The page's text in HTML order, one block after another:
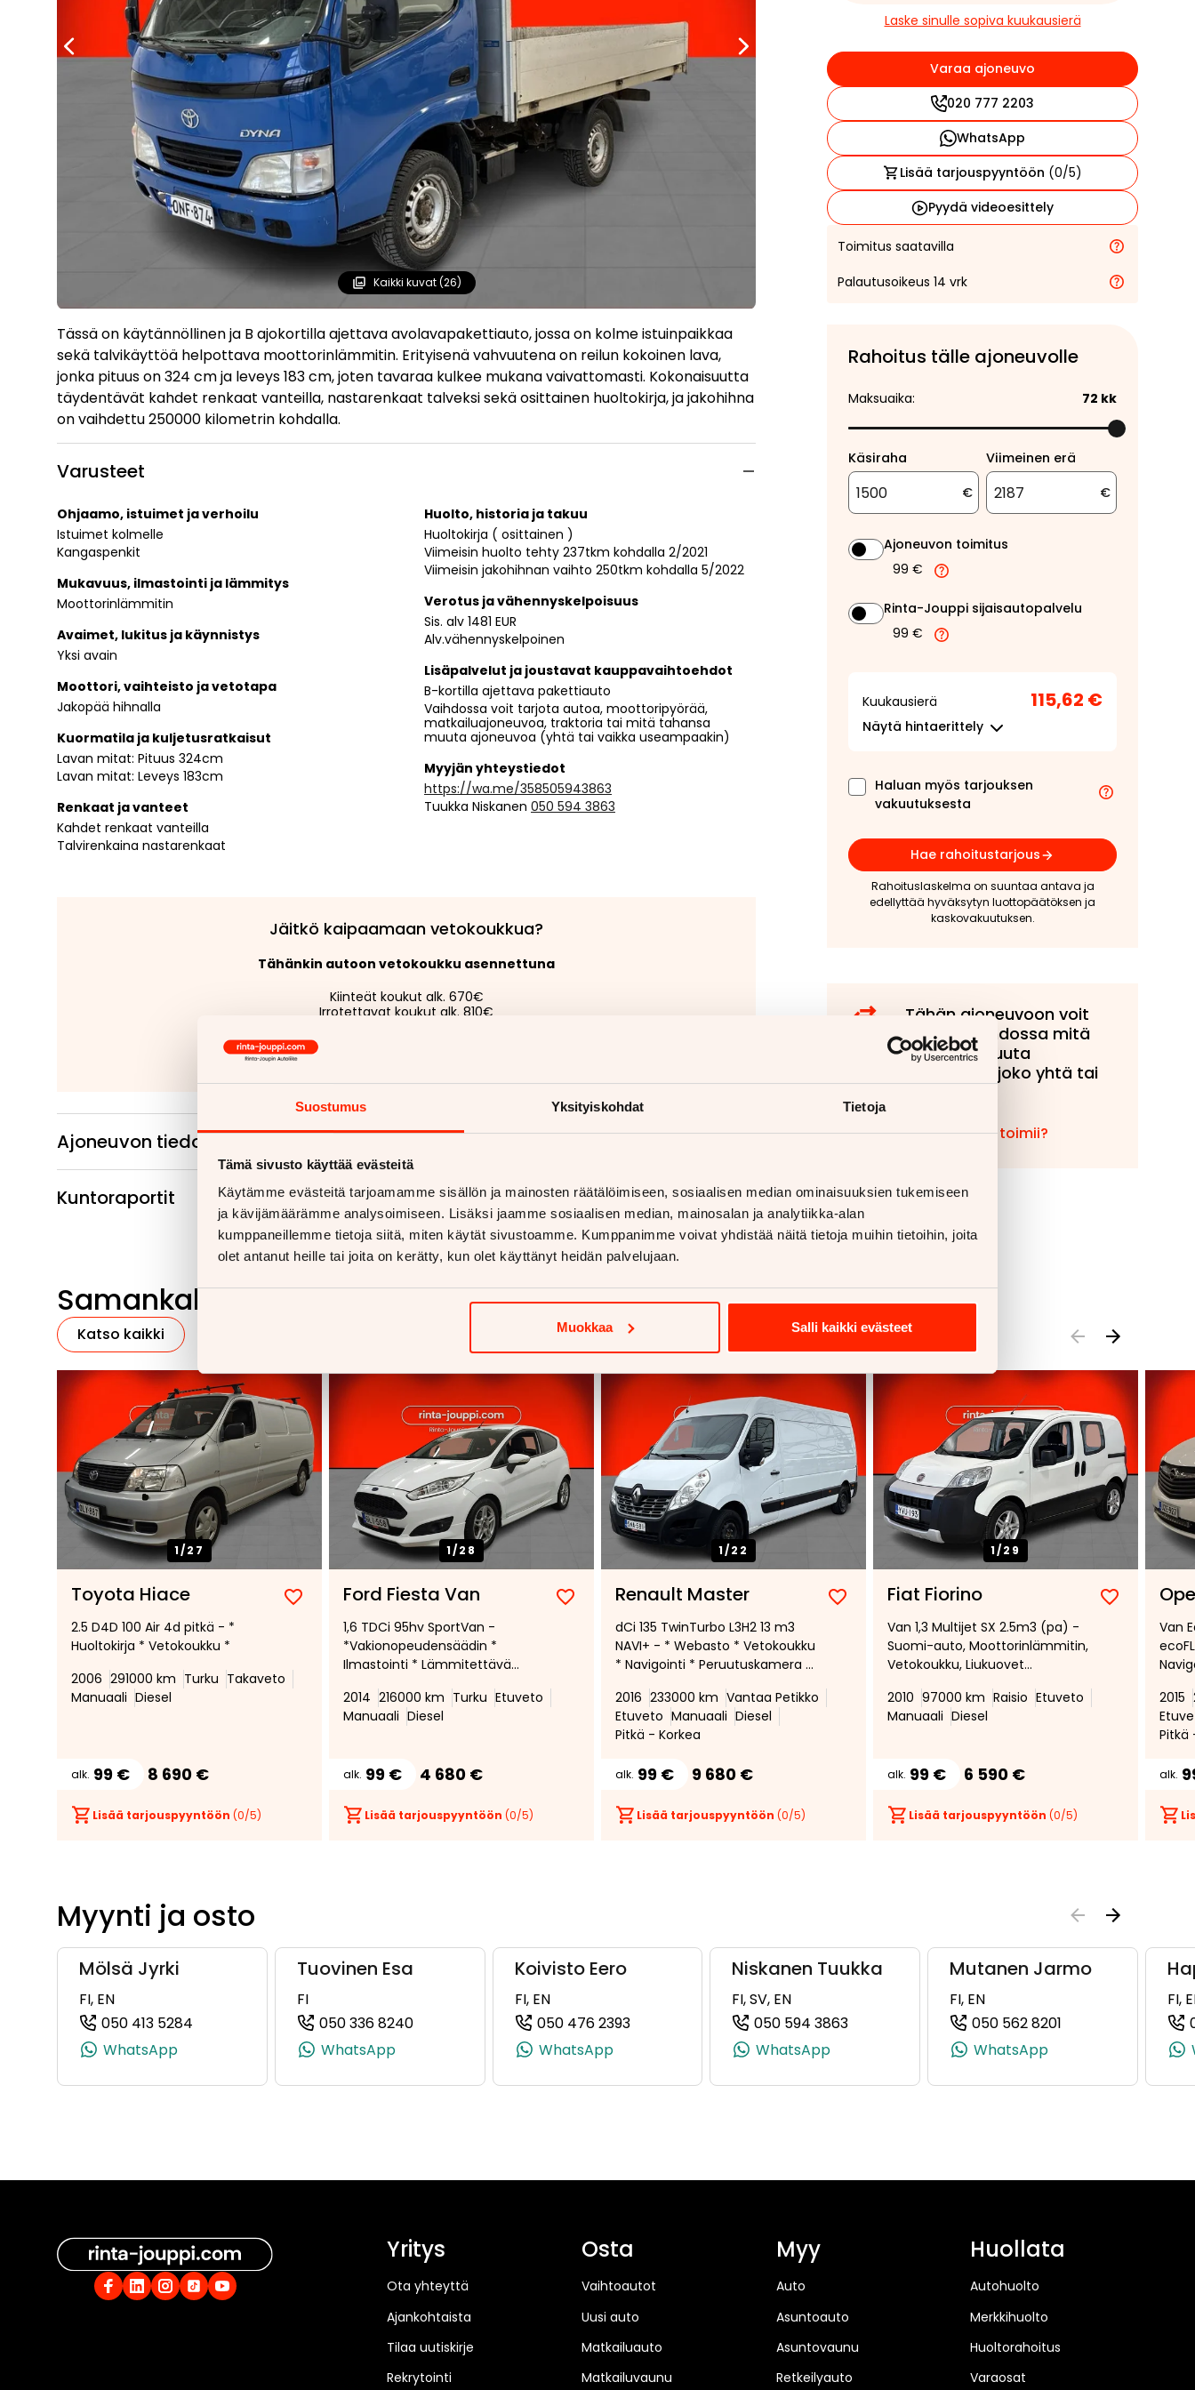
Suostumus Yksityiskohdat Tietoja
Tämä sivusto käyttää evästeitä
Käytämme evästeitä tarjoamamme sisällön ja mainosten räätälöimiseen, sosiaalisen median ominaisuuksien tukemiseen
ja kävijämäärämme analysoimiseen. Lisäksi jaamme sosiaalisen median, mainosalan ja analytiikka-alan
kumppaneillemme tietoja siitä, miten käytät sivustoamme. Kumppanimme voivat yhdistää näitä tietoja muihin tietoihin, joita
olet antanut heille tai joita on kerätty, kun olet käyttänyt heidän palvelujaan.
Muokkaa Salli kaikki evästeet
Kaikki kuvat (26)
Tässä on käytännöllinen ja B ajokortilla ajettava avolavapakettiauto, jossa on kolme istuinpaikkaa
sekä talvikäyttöä helpottava moottorinlämmitin. Erityisenä vahvuutena on reilun kokoinen lava,
jonka pituus on 324 cm ja leveys 183 cm, joten tavaraa kulkee mukana vaivattomasti. Kokonaisuutta
täydentävät kahdet renkaat vanteilla, nastarenkaat talveksi sekä osittainen huoltokirja, ja jakohihna
on vaihdettu 250000 kilometrin kohdalla.
Varusteet
Ohjaamo, istuimet ja verhoilu
Istuimet kolmelle
Kangaspenkit
Mukavuus, ilmastointi ja lämmitys
Moottorinlämmitin
Avaimet, lukitus ja käynnistys
Yksi avain
Moottori, vaihteisto ja vetotapa
Jakopää hihnalla
Kuormatila ja kuljetusratkaisut
Lavan mitat: Pituus 324cm
Lavan mitat: Leveys 183cm
Renkaat ja vanteet
Kahdet renkaat vanteilla
Talvirenkaina nastarenkaat
Huolto, historia ja takuu
Huoltokirja ( osittainen )
Viimeisin huolto tehty 237tkm kohdalla 2/2021
Viimeisin jakohihnan vaihto 250tkm kohdalla 5/2022
Verotus ja vähennyskelpoisuus
Sis. alv 1481 EUR
Alv.vähennyskelpoinen
Lisäpalvelut ja joustavat kauppavaihtoehdot
B-kortilla ajettava pakettiauto
Vaihdossa voit tarjota autoa, moottoripyörää,
matkailuajoneuvoa, traktoria tai mitä tahansa
muuta ajoneuvoa (yhtä tai vaikka useampaakin)
Myyjän yhteystiedot
https://wa.me/358505943863
Tuukka Niskanen 050 594 3863
Jäitkö kaipaamaan vetokoukkua?
Tähänkin autoon vetokoukku asennettuna
Kiinteät koukut alk. 670€
Irrotettavat koukut alk. 810€
Ajoneuvon tiedot
Kuntoraportit
Laske sinulle sopiva kuukausierä
Varaa ajoneuvo
020 777 2203
WhatsApp
Lisää tarjouspyyntöön (0/5)
Pyydä videoesittely
Toimitus saatavilla
Palautusoikeus 14 vrk
Rahoitus tälle ajoneuvolle
Maksuaika: 72 kk
Käsiraha
€
Viimeinen erä
€
Ajoneuvon toimitus
99 €
Rinta-Jouppi sijaisautopalvelu
99 €
Kuukausierä 115,62 €
Näytä hintaerittely
Haluan myös tarjouksen
vakuutuksesta
Hae rahoitustarjous
Rahoituslaskelma on suuntaa antava ja
edellyttää hyväksytyn luottopäätöksen ja
kaskovakuutuksen.
Tähän ajoneuvoon voit
tarjota vaihdossa mitä
tahansa muuta
ajoneuvoa, joko yhtä tai
Miten vaihto toimii?
Samankaltaisia ajoneuvoja
Katso kaikki
1/27
Toyota Hiace
Lisää
suosikiksi
Poista
suosikeista
2.5 D4D 100 Air 4d pitkä - *
Huoltokirja * Vetokoukku *
2006 291000 km Turku Takaveto
Manuaali Diesel
alk. 99 € 8 690 €
Lisää tarjouspyyntöön (0/5)
1/28
Ford Fiesta Van
Lisää
suosikiksi
Poista
suosikeista
1,6 TDCi 95hv SportVan -
*Vakionopeudensäädin *
Ilmastointi * Lämmitettävä
2014 216000 km Turku Etuveto
Manuaali Diesel
alk. 99 € 4 680 €
Lisää tarjouspyyntöön (0/5)
1/22
Renault Master
Lisää
suosikiksi
Poista
suosikeista
dCi 135 TwinTurbo L3H2 13 m3
NAVI+ - * Webasto * Vetokoukku
* Navigointi * Peruutuskamera *
2016 233000 km Vantaa Petikko
Etuveto Manuaali Diesel
Pitkä - Korkea
alk. 99 € 9 680 €
Lisää tarjouspyyntöön (0/5)
1/29
Fiat Fiorino
Lisää
suosikiksi
Poista
Van 1,3 Multijet SX 2.5m3 (pa) -
Suomi-auto, Moottorinlämmitin,
Vetokoukku, Liukuovet
2010 97000 km Raisio Etuveto
Manuaali Diesel
alk. 99 € 6 590 €
Lisää tarjouspyyntöön (0/5)
Van
*
2015
Pitkä
alk.
Myynti ja osto
Mölsä Jyrki
FI, EN
050 413 5284
(+358504135284, 0504135284, +358 50 413 5284)
WhatsApp
Tuovinen Esa
FI
050 336 8240
(+358503368240, 0503368240, +358 50 336 8240)
WhatsApp
Koivisto Eero
FI, EN
050 476 2393
(+358504762393, 0504762393, +358 50 476 2393)
WhatsApp
Niskanen Tuukka
FI, SV, EN
050 594 3863
(+358505943863, 0505943863, +358 50 594
WhatsApp
Mutanen Jarmo
FI, EN
050 562 8201
(+358505628201,
WhatsApp
FI,
Yritys
Ota yhteyttä
Ajankohtaista
Tilaa uutiskirje
Rekrytointi
Osta
Vaihtoautot
Uusi auto
Matkailuauto
Matkailuvaunu
Myy
Auto
Asuntoauto
Asuntovaunu
Retkeilyauto
Huollata
Autohuolto
Merkkihuolto
Huoltorahoitus
Varaosat